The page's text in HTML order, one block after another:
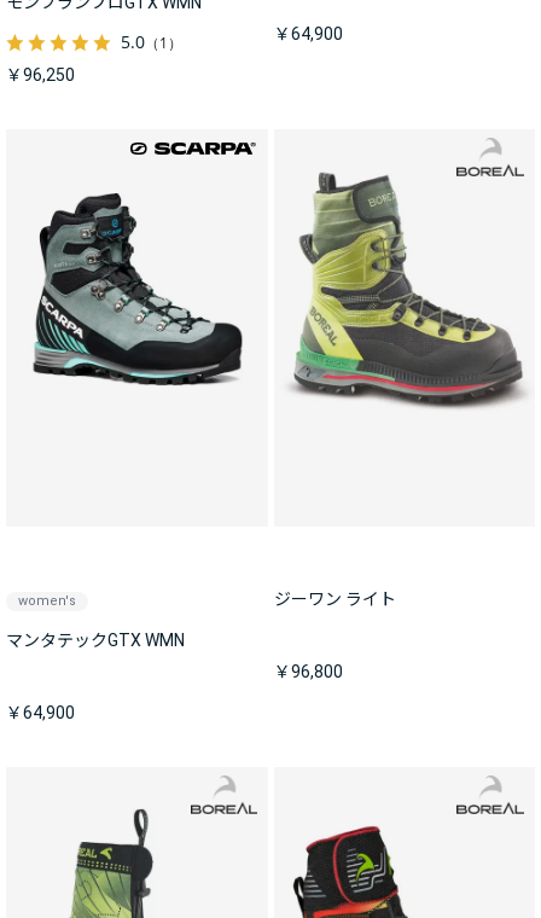
5.0 （1）
￥96,250
￥64,900
women's
マンタテックGTX WMN
￥64,900
ジーワン ライト
￥96,800